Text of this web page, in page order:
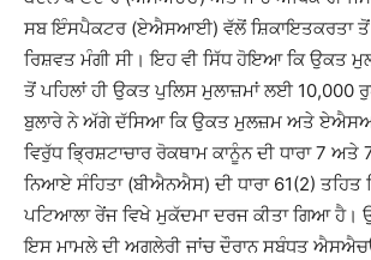
ਸਬ ਇੰਸਪੈਕਟਰ (ਏਐਸਆਈ) ਵੱਲੋਂ ਸ਼ਿਕਾਇਤਕਰਤਾ ਤੋਂ
ਰਿਸ਼ਵਤ ਮੰਗੀ ਸੀ। ਇਹ ਵੀ ਸਿੱਧ ਹੋਇਆ ਕਿ ਉਕਤ
ਤੋਂ ਪਹਿਲਾਂ ਹੀ ਉਕਤ ਪੁਲਿਸ ਮੁਲਾਜ਼ਮਾਂ ਲਈ 10,000
ਬੁਲਾਰੇ ਨੇ ਅੱਗੇ ਦੱਸਿਆ ਕਿ ਉਕਤ ਮੁਲਜ਼ਮ ਅਤੇ
ਵਿਰੁੱਧ ਭ੍ਰਿਸ਼ਟਾਚਾਰ ਰੋਕਥਾਮ ਕਾਨੂੰਨ ਦੀ ਧਾਰਾ 7 ਅਤੇ
ਨਿਆਏ ਸੰਹਿਤਾ (ਬੀਐਨਐਸ) ਦੀ ਧਾਰਾ 61(2) ਤਹਿਤ
ਪਟਿਆਲਾ ਰੇਂਜ ਵਿਖੇ ਮੁਕੱਦਮਾ ਦਰਜ ਕੀਤਾ ਗਿਆ ਹੈ।
ਇਸ ਮਾਮਲੇ ਦੀ ਅਗਲੇਰੀ ਜਾਂਚ ਦੌਰਾਨ ਸਬੰਧਤ